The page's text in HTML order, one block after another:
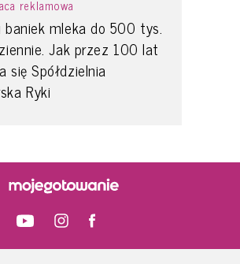
reklamowa
baniek mleka do 500 tys.
Jak przez 100 lat
się Spółdzielnia
Ryki